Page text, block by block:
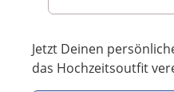
Jetzt Deinen
das Hochzeitsoutfit